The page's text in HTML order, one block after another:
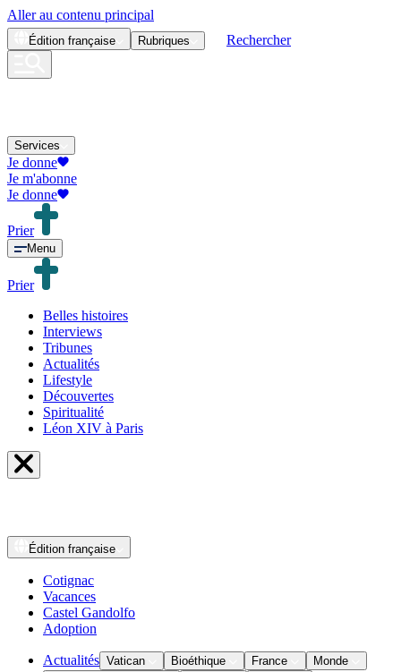
Aller au contenu principal
Édition française Rubriques Rechercher
Services
Je donne
Je m'abonne
Je donne
Prier
Menu
Prier
Belles histoires
Interviews
Tribunes
Actualités
Lifestyle
Découvertes
Spiritualité
Léon XIV à Paris
Édition française
Cotignac
Vacances
Castel Gandolfo
Adoption
Actualités Vatican Bioéthique France
Monde